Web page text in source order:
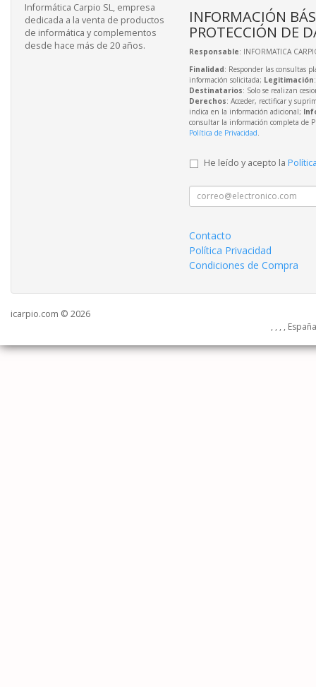
Informática Carpio SL, empresa
dedicada a la venta de productos
de informática y complementos
desde hace más de 20 años.
INFORMACIÓN
PROTECCIÓN DE
Responsable: INFORMATICA
Finalidad: Responder las consultas
información solicitada; Legitimación
Destinatarios: Solo se realizan
Derechos: Acceder, rectificar y
indica en la información adicional;
consultar la información completa de
Política de Privacidad.
He leído y acepto la
Contacto
Política Privacidad
Condiciones de Compra
icarpio.com © 2026
, , , ,